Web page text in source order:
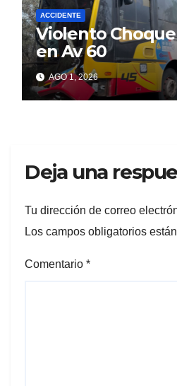
ACCIDENTE
Violento
en Av 60
AGO 1, 2026
Deja una
Tu dirección de correo
Los campos obligatorios
Comentario *